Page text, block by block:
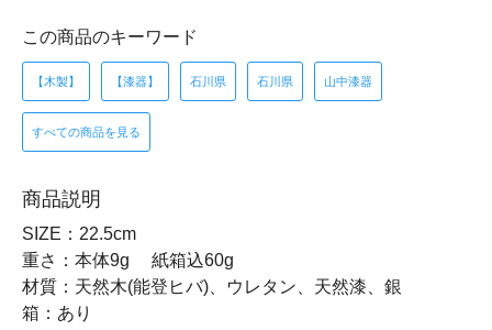
この商品のキーワード
【木製】 【漆器】 石川県 石川県 山中漆器
すべての商品を見る
商品説明
SIZE：22.5cm
重さ：本体9g 紙箱込60g
材質：天然木(能登ヒバ)、ウレタン、天然漆、銀
箱：あり